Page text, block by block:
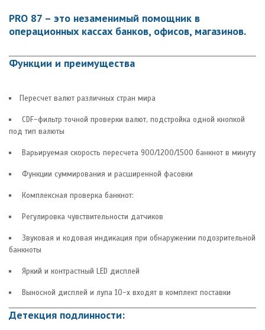
PRO 87 – это незаменимый помощник в
операционных кассах банков, офисов, магазинов.
Функции и преимущества
Пересчет валют различных стран мира
CDF-фильтр точной проверки валют, подстройка одной кнопкой
под тип валюты
Варьируемая скорость пересчета 900/1200/1500 банкнот в минуту
Функции суммирования и расширенной фасовки
Комплексная проверка банкнот:
Регулировка чувствительности датчиков
Звуковая и кодовая индикация при обнаружении подозрительной
банкноты
Яркий и контрастный LED дисплей
Выносной дисплей и лупа 10-х входят в комплект поставки
Детекция подлинности: